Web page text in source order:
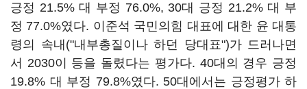
긍정 21.5% 대 부정 76.0%, 30대 긍정 21.2% 대 부
정 77.0%였다. 이준석 국민의힘 대표에 대한 윤 대통
령의 속내("내부총질이나 하던 당대표")가 드러나면
서 2030이 등을 돌렸다는 평가다. 40대의 경우 긍정
19.8% 대 부정 79.8%였다. 50대에서는 긍정평가 하